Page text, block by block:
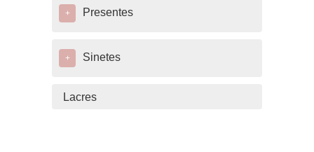
+ Presentes
+ Sinetes
Lacres